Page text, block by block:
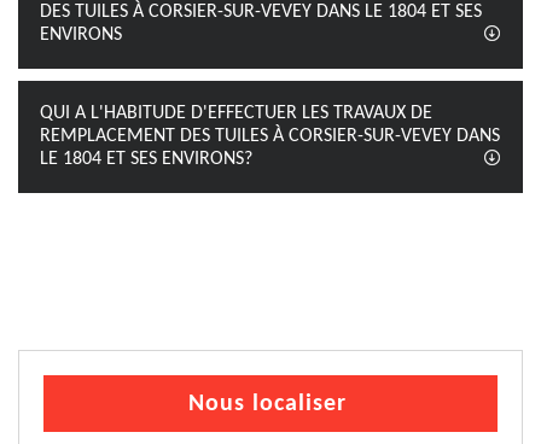
DES TUILES À CORSIER-SUR-VEVEY DANS LE 1804 ET SES
ENVIRONS
QUI A L'HABITUDE D'EFFECTUER LES TRAVAUX DE
REMPLACEMENT DES TUILES À CORSIER-SUR-VEVEY DANS
LE 1804 ET SES ENVIRONS?
Nous localiser